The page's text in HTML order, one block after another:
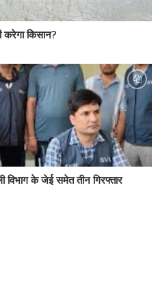
करेगा किसान?
विभाग के जेई समेत तीन गिरफ्तार